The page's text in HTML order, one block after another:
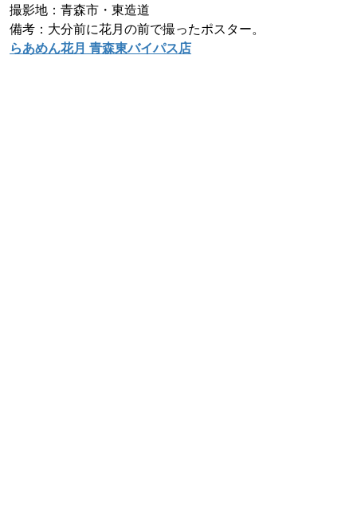
撮影地：青森市・東造道
備考：大分前に花月の前で撮ったポスター。
らあめん花月 青森東バイパス店